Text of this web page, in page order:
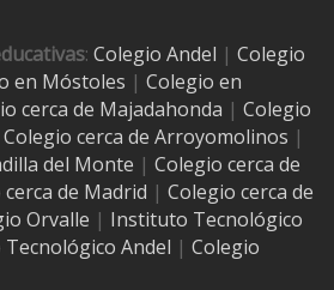
: Colegio Andel | Colegio
en Móstoles | Colegio en
cerca de Majadahonda | Colegio
Colegio cerca de Arroyomolinos |
del Monte | Colegio cerca de
de Madrid | Colegio cerca de
Orvalle | Instituto Tecnológico
Andel | Colegio